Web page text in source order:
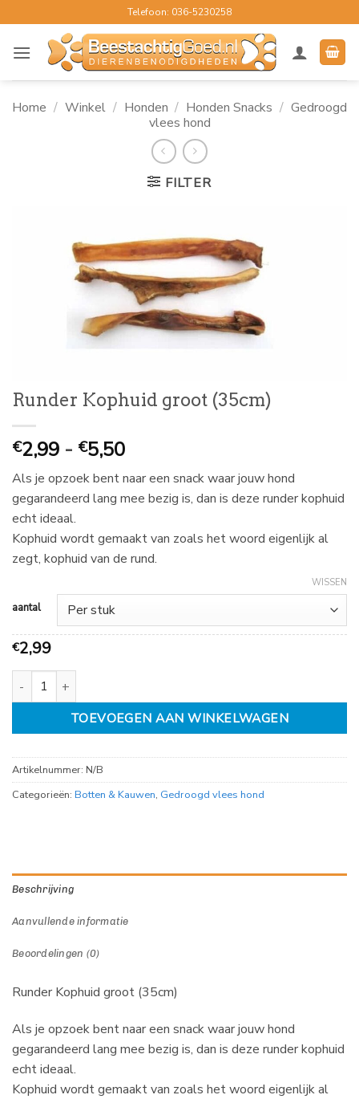
naar
inhoud
Telefoon: 036-5230258
Home / Winkel / Honden / Honden Snacks / Gedroogd
vlees hond
FILTER
Runder Kophuid groot (35cm)
€2,99 - €5,50Prijsklasse:
2,99
tot
5,50
Als je opzoek bent naar een snack waar jouw hond
gegarandeerd lang mee bezig is, dan is deze runder kophuid
echt ideaal.
Kophuid wordt gemaakt van zoals het woord eigenlijk al
zegt, kophuid van de rund.
aantal
WISSEN
€2,99
Runder Kophuid groot (35cm) aantal
TOEVOEGEN AAN WINKELWAGEN
Artikelnummer: N/B
Categorieën: Botten & Kauwen, Gedroogd vlees hond
Beschrijving
Aanvullende informatie
Beoordelingen (0)
Runder Kophuid groot (35cm)
Als je opzoek bent naar een snack waar jouw hond
gegarandeerd lang mee bezig is, dan is deze runder kophuid
echt ideaal.
Kophuid wordt gemaakt van zoals het woord eigenlijk al